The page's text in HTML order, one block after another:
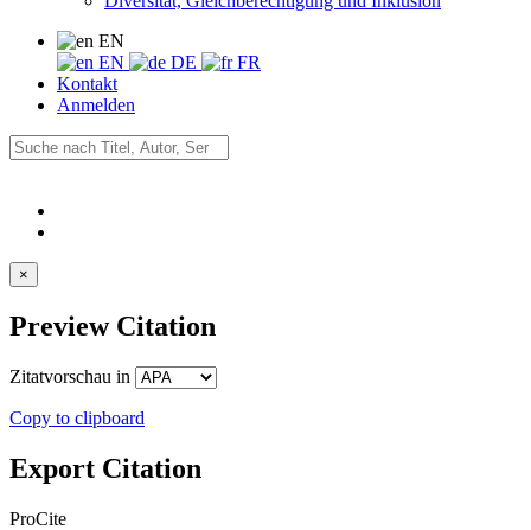
EN
EN
DE
FR
Kontakt
Anmelden
×
Preview Citation
Zitatvorschau in
Copy to clipboard
Export Citation
ProCite